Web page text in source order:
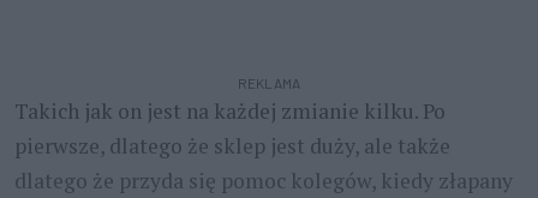
REKLAMA
Takich jak on jest na każdej zmianie kilku. Po
pierwsze, dlatego że sklep jest duży, ale także
dlatego że przyda się pomoc kolegów, kiedy złapany